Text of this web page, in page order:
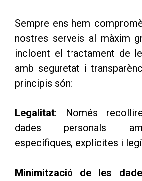
Sempre ens hem
nostres serveis al màxim
incloent el tractament de
amb seguretat i
principis són:
Legalitat: Només
dades personals
específiques, explícites i
Minimització de les